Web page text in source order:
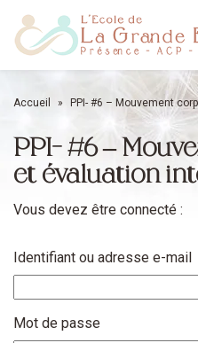
Accueil » PPI- #6 – Mouvement
PPI- #6 –
et évaluation
Vous devez être connecté :
Identifiant ou adresse e-mail
Mot de passe